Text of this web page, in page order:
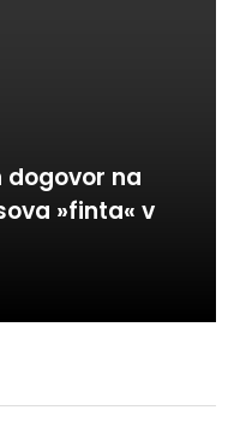
dogovor na
»finta« v